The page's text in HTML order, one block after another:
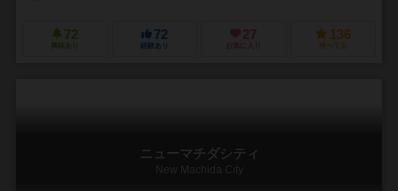
72
興味あり
72
経験あり
27
お気に入り
136
持ってる
ニューマチダシティ
New Machida City